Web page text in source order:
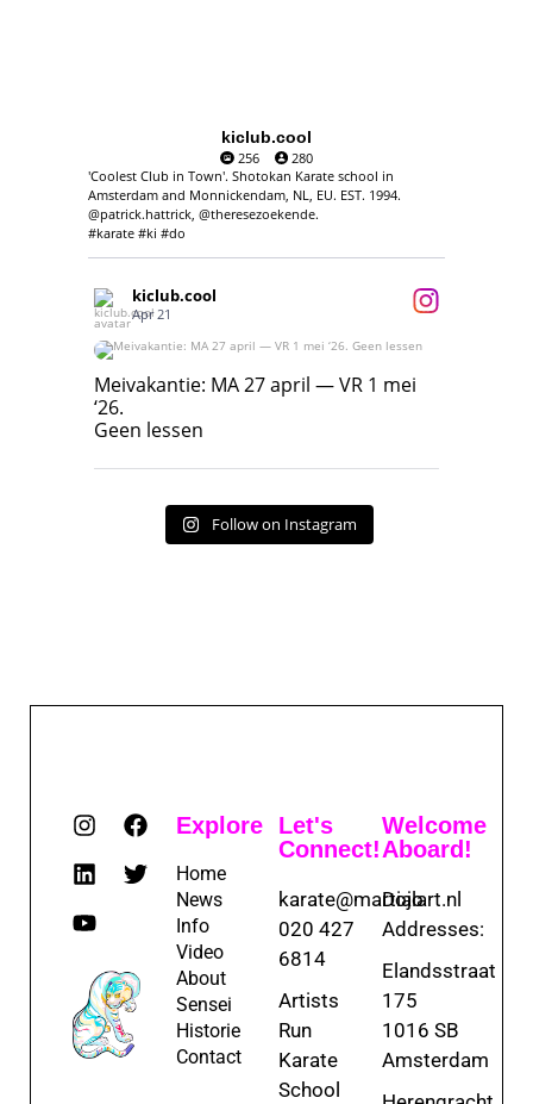
kiclub.cool
256
280
'Coolest Club in Town'. Shotokan Karate school in
Amsterdam and Monnickendam, NL, EU. EST. 1994.
@patrick.hattrick, @theresezoekende.
#karate #ki #do
kiclub.cool
Apr 21
Meivakantie: MA 27 april — VR 1 mei ‘26.
Geen lessen
Meivakantie: MA 27 april — VR 1 mei
‘26.
Geen lessen
Follow on Instagram
Explore
Home
News
Info
Video
About
Sensei
Historie
Contact
Let's
Connect!
karate@martialart.nl
020 427
6814
Artists
Run
Karate
School
Welcome
Aboard!
Dojo
Addresses:
Elandsstraat
175
1016 SB
Amsterdam